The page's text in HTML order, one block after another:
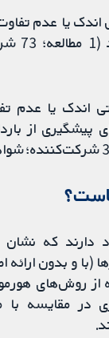
یا عدم
اندک یا عدم
از
دارند که
(با و بدون
از روش‌های
در مقایسه با